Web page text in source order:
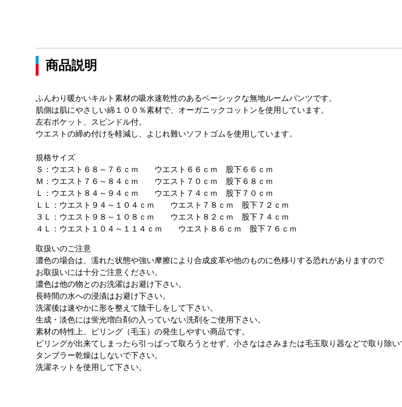
商品説明
ふんわり暖かいキルト素材の吸水速乾性のあるベーシックな無地ルームパンツです。
肌側は肌にやさしい綿１００％素材で、オーガニックコットンを使用しています。
左右ポケット、スピンドル付。
ウエストの締め付けを軽減し、よじれ難いソフトゴムを使用しています。
規格サイズ
Ｓ：ウエスト６８～７６ｃｍ ウエスト６６ｃｍ 股下６６ｃｍ
Ｍ：ウエスト７６～８４ｃｍ ウエスト７０ｃｍ 股下６８ｃｍ
Ｌ：ウエスト８４～９４ｃｍ ウエスト７４ｃｍ 股下７０ｃｍ
ＬＬ：ウエスト９４～１０４ｃｍ ウエスト７８ｃｍ 股下７２ｃｍ
３Ｌ：ウエスト９８～１０８ｃｍ ウエスト８２ｃｍ 股下７４ｃｍ
４Ｌ：ウエスト１０４～１１４ｃｍ ウエスト８６ｃｍ 股下７６ｃｍ
取扱いのご注意
濃色の場合は、濡れた状態や強い摩擦により合成皮革や他のものに色移りする恐れがありますので
お取扱いには十分ご注意ください。
濃色は他の物とのお洗濯はお避け下さい。
長時間の水への浸漬はお避け下さい。
洗濯後は速やかに形を整えて陰干しをして下さい。
生成・淡色には蛍光増白剤の入っていない洗剤をご使用下さい。
素材の特性上、ピリング（毛玉）の発生しやすい商品です。
ピリングが出来てしまったら引っぱって取ろうとせず、小さなはさみまたは毛玉取り器などで取り除い
タンブラー乾燥はしないで下さい。
洗濯ネットを使用して下さい。